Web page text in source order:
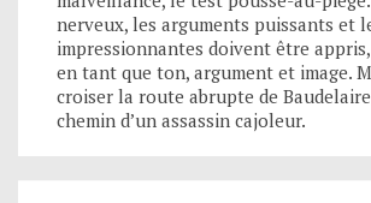
nerveux, les arguments puissants et
impressionnantes doivent être
en tant que ton, argument et image.
croiser la route abrupte de
chemin d’un assassin cajoleur.